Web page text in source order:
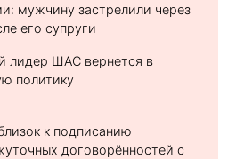
мужчину застрелили через
его супруги
лидер ШАС вернется в
политику
к подписанию
договорённостей с